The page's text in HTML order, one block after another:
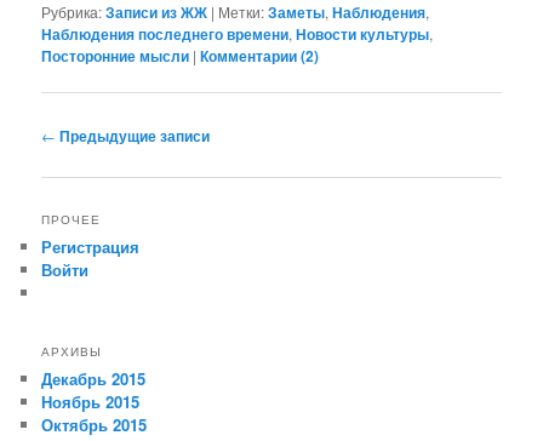
Рубрика:Записи из ЖЖ | Метки:Заметы,Наблюдения,
Наблюдения последнего времени,Новости культуры,
Посторонние мысли |Комментарии (2)
Навигация по записям
← Предыдущие записи
ПРОЧЕЕ
Регистрация
Войти
АРХИВЫ
Декабрь 2015
Ноябрь 2015
Октябрь 2015